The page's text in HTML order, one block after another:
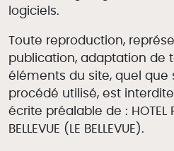
logiciels.
Toute reproduction,
publication, adaptation de
éléments du site, quel que
procédé utilisé, est
écrite préalable de : HOTEL
BELLEVUE (LE BELLEVUE).